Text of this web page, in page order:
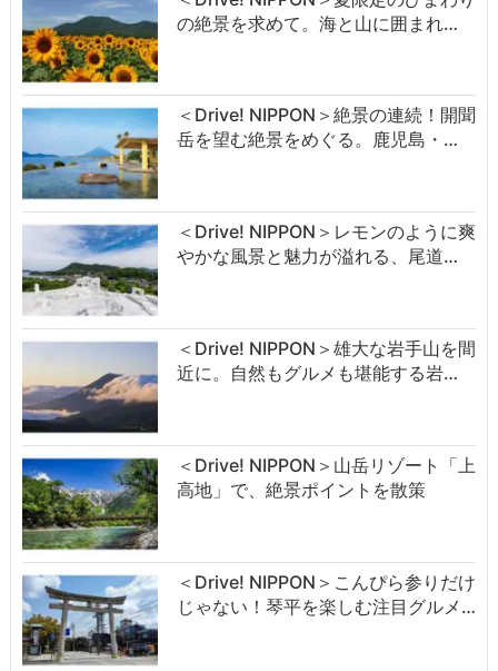
の絶景を求めて。海と山に囲まれ…
＜Drive! NIPPON＞絶景の連続！開聞
岳を望む絶景をめぐる。鹿児島・…
＜Drive! NIPPON＞レモンのように爽
やかな風景と魅力が溢れる、尾道…
＜Drive! NIPPON＞雄大な岩手山を間
近に。自然もグルメも堪能する岩…
＜Drive! NIPPON＞山岳リゾート「上
高地」で、絶景ポイントを散策
＜Drive! NIPPON＞こんぴら参りだけ
じゃない！琴平を楽しむ注目グルメ…